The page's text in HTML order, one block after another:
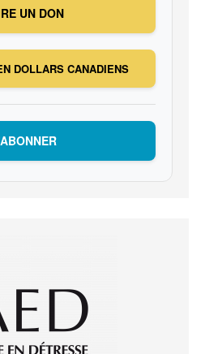
UN DON
DOLLARS CANADIENS